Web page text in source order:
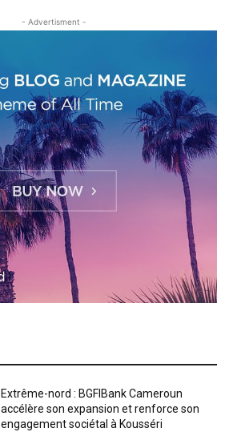
- Advertisment -
Extrême-nord : BGFIBank Cameroun
accélère son expansion et renforce son
engagement sociétal à Kousséri